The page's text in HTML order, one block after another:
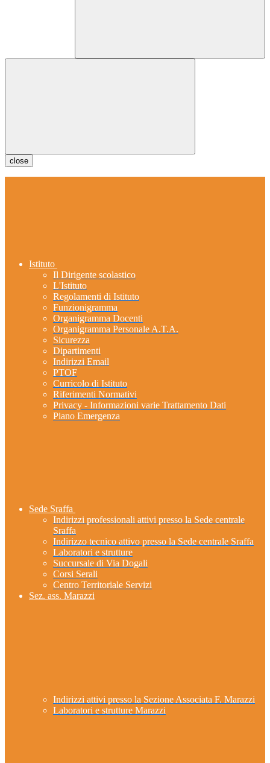
close
Istituto
Il Dirigente scolastico
L'Istituto
Regolamenti di Istituto
Funzionigramma
Organigramma Docenti
Organigramma Personale A.T.A.
Sicurezza
Dipartimenti
Indirizzi Email
PTOF
Curricolo di Istituto
Riferimenti Normativi
Privacy - Informazioni varie Trattamento Dati
Piano Emergenza
Sede Sraffa
Indirizzi professionali attivi presso la Sede centrale
Sraffa
Indirizzo tecnico attivo presso la Sede centrale Sraffa
Laboratori e strutture
Succursale di Via Dogali
Corsi Serali
Centro Territoriale Servizi
Sez. ass. Marazzi
Indirizzi attivi presso la Sezione Associata F. Marazzi
Laboratori e strutture Marazzi